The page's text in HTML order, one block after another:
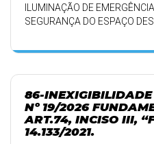
ILUMINAÇÃO DE
SEGURANÇA DO ESPAÇO
86-
Nº 19/2026
ART.74, INCISO III,
14.133/2021.